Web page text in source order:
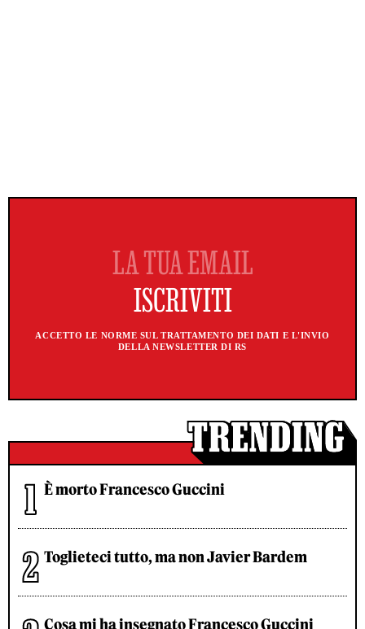
ACCETTO LE NORME SUL TRATTAMENTO DEI DATI E L'INVIO
DELLA NEWSLETTER DI RS
È morto Francesco Guccini
Toglieteci tutto, ma non Javier Bardem
Cosa mi ha insegnato Francesco Guccini